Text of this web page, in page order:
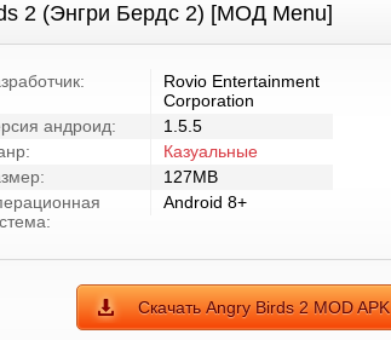
2 (Энгри Бердс 2) [МОД Menu]
Rovio Entertainment
Corporation
андроид:
1.5.5
Казуальные
127MB
Android 8+
Скачать Angry Birds 2 MOD APK